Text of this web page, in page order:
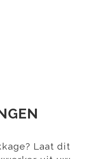
Laat dit